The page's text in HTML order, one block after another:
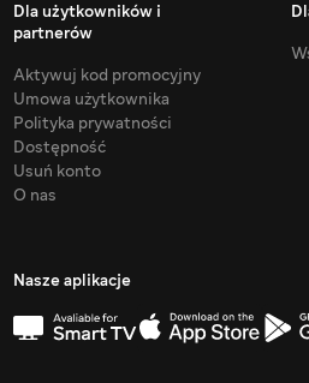
Dla użytkowników i
partnerów
Aktywuj kod promocyjny
Umowa użytkownika
Polityka prywatności
Dostępność
Usuń konto
O nas
Nasze aplikacje